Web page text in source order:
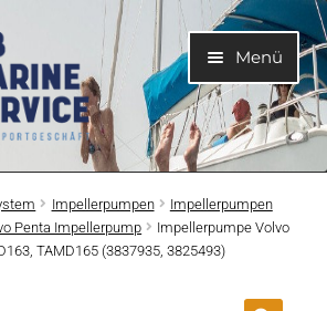
Menü
Impellerpumpen
Impellerpumpen
Penta Impellerpump
Impellerpumpe Volvo
TAMD165 (3837935, 3825493)